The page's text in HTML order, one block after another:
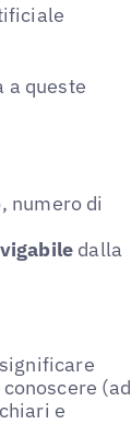
a queste
numero di
dalla
(ad
e